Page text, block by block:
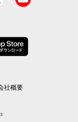
社概要